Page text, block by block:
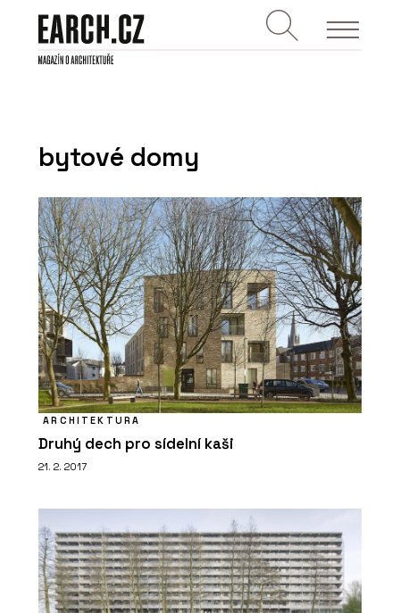
bytové domy
ARCHITEKTURA
Druhý dech pro sídelní kaši
21. 2. 2017